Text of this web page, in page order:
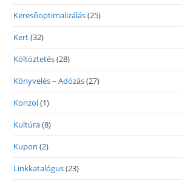
Keresőoptimalizálás(25)
Kert(32)
Költöztetés(28)
Könyvelés – Adózás(27)
Konzol(1)
Kultúra(8)
Kupon (2)
Linkkatalógus(23)